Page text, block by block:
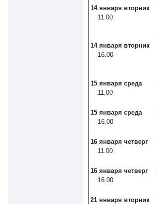
14 января вторник
11.00
14 января вторник
16.00
15 января среда
11.00
15 января среда
16.00
16 января четверг
11.00
16 января четверг
16.00
21 января вторник